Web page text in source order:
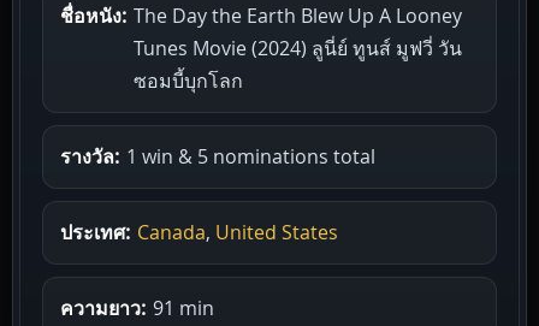
ชื่อหนัง: The Day the Earth Blew Up A Looney
Tunes Movie (2024) ลูนี่ย์ ทูนส์ มูฟวี่ วัน
ซอมบี้บุกโลก
รางวัล: 1 win & 5 nominations total
ประเทศ: Canada, United States
ความยาว: 91 min